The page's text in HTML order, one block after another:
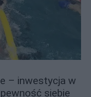
– inwestycja w
siebie